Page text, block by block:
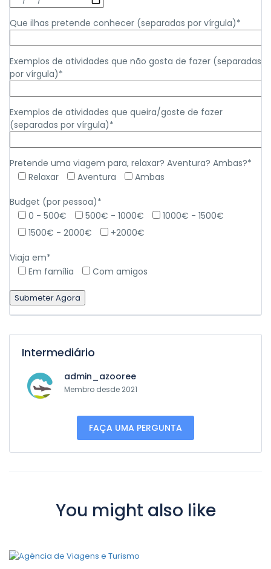
Que ilhas pretende conhecer (separadas por vírgula)*
Exemplos de atividades que não gosta de fazer (separadas
por vírgula)*
Exemplos de atividades que queira/goste de fazer
(separadas por vírgula)*
Pretende uma viagem para, relaxar? Aventura? Ambas?*
Relaxar
Aventura Ambas
Budget (por pessoa)*
0 - 500€
500€ - 1000€
1000€ - 1500€
1500€ - 2000€
+2000€
Viaja em*
Em família
Com amigos
Intermediário
admin_azooree
Membro desde 2021
FAÇA UMA PERGUNTA
You might also like
0,00€/ 1 night(s)